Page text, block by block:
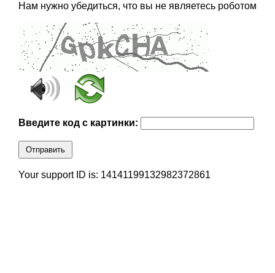
Нам нужно убедиться, что вы не являетесь роботом
Введите код с картинки:
Отправить
Your support ID is: 14141199132982372861